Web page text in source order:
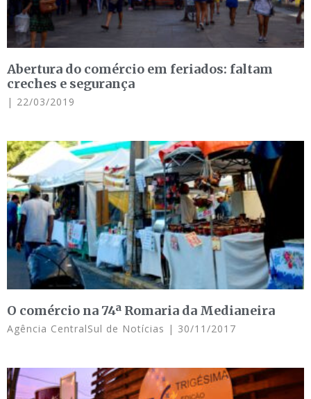
Abertura do comércio em feriados: faltam
creches e segurança
22/03/2019
O comércio na 74ª Romaria da Medianeira
Agência CentralSul de Notícias 30/11/2017